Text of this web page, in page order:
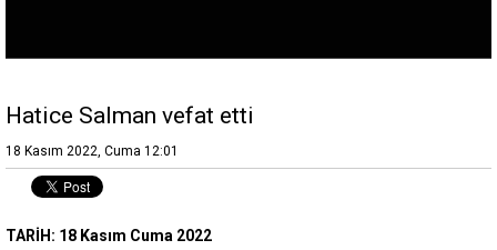
Hatice Salman vefat etti
18 Kasım 2022, Cuma 12:01
TARİH: 18 Kasım Cuma 2022